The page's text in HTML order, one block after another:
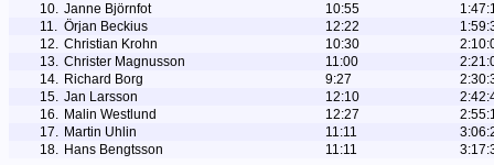
10. Janne Björnfot 10:55
11. Örjan Beckius 12:22
12. Christian Krohn 10:30
13. Christer Magnusson 11:00
14. Richard Borg 9:27
15. Jan Larsson 12:10
16. Malin Westlund 12:27
17. Martin Uhlin 11:11
18. Hans Bengtsson 11:11